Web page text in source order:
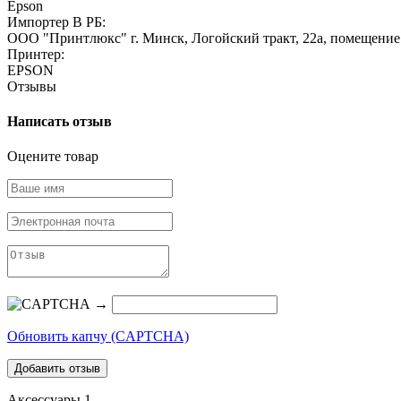
Epson
Импортер В РБ:
ООО "Принтлюкс" г. Минск, Логойский тракт, 22a,
Принтер:
EPSON
Отзывы
Написать отзыв
Оцените товар
→
Обновить капчу (CAPTCHA)